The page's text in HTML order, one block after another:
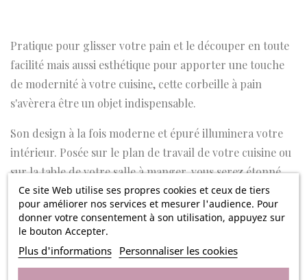
Ce site Web utilise ses propres cookies et ceux de tiers
pour améliorer nos services et mesurer l'audience. Pour
donner votre consentement à son utilisation, appuyez sur
le bouton Accepter.
Plus d'informations Personnaliser les cookies
Pratique pour glisser votre pain et le découper en toute
facilité mais aussi esthétique pour apporter une touche
de modernité à votre cuisine, cette corbeille à pain
s'avèrera être un objet indispensable.
Son design à la fois moderne et épuré illuminera votre
intérieur. Posée sur le plan de travail de votre cuisine ou
sur la table de votre salle à manger, vous serez étonné
par sa belle qualité de finition.
Vous pourrez également user de ses 3 fonctions :
trancher le pain sans danger, le servir élégamment mais
également le conserver facilement.